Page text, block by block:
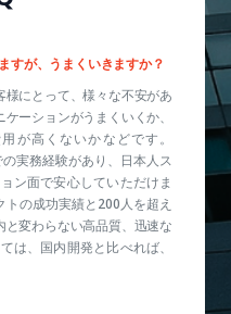
すが、うまくいきますか？
にとって、様々な不安があ
ーションがうまくいくか、
が高くないかなどです。
実務経験があり、日本人ス
ン面で安心していただけま
の成功実績と200人を超え
変わらない高品質、迅速な
は、国内開発と比べれば、